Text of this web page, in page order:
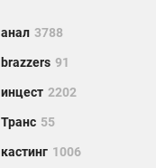
анал 3788
brazzers 91
инцест 2202
Транс 55
кастинг 1006